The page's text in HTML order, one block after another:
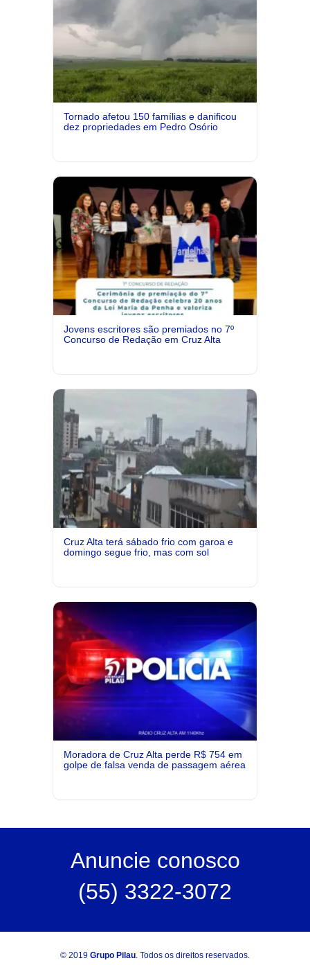
Tornado afetou 150 famílias e danificou
dez propriedades em Pedro Osório
Jovens escritores são premiados no 7º
Concurso de Redação em Cruz Alta
Cruz Alta terá sábado frio com garoa e
domingo segue frio, mas com sol
Moradora de Cruz Alta perde R$ 754 em
golpe de falsa venda de passagem aérea
Anuncie conosco
(55) 3322-3072
© 2019 Grupo Pilau. Todos os direitos reservados.